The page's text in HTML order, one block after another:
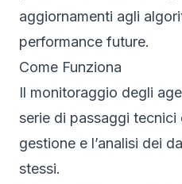
aggiornamenti agli
performance future.
Come Funziona
Il monitoraggio degli
serie di passaggi
gestione e l’analisi dei
stessi.